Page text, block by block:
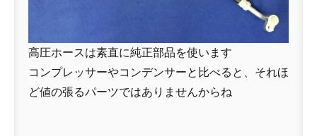
高圧ホースは素直に純正部品を使います
コンプレッサーやコンデンサーと比べると、それほ
ど値の張るパーツではありませんからね